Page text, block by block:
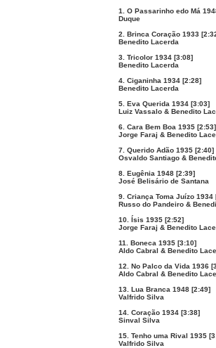
1. O Passarinho edo Má
Duque
2. Brinca Coração 1933
Benedito Lacerda
3. Tricolor 1934 [3:08]
Benedito Lacerda
4. Ciganinha 1934 [2:28]
Benedito Lacerda
5. Eva Querida 1934 [3:03]
Luiz Vassalo & Benedito
6. Cara Bem Boa 1935 [2:53]
Jorge Faraj & Benedito
7. Querido Adão 1935 [2:40]
Osvaldo Santiago &
8. Eugênia 1948 [2:39]
José Belisário de Santana
9. Criança Toma Juízo 1934
Russo do Pandeiro &
10. Ísis 1935 [2:52]
Jorge Faraj & Benedito
11. Boneca 1935 [3:10]
Aldo Cabral & Benedito
12. No Palco da Vida 1936
Aldo Cabral & Benedito
13. Lua Branca 1948 [2:49]
Valfrido Silva
14. Coração 1934 [3:38]
Sinval Silva
15. Tenho uma Rival 1935
Valfrido Silva